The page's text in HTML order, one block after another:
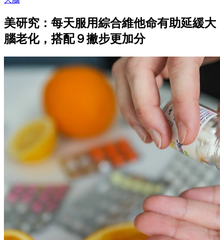
美研究：每天服用綜合維他命有助延緩大
腦老化，搭配９撇步更加分